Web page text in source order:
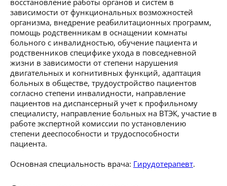
зависимости от функциональных возможностей
организма, внедрение реабилитационных программ,
помощь родственникам в оснащении комнаты
больного с инвалидностью, обучение пациента и
родственников специфике ухода в повседневной
жизни в зависимости от степени нарушения
двигательных и когнитивных функций, адаптация
больных в обществе, трудоустройство пациентов
согласно степени инвалидности, направление
пациентов на диспансерный учет к профильному
специалисту, направление больных на ВТЭК, участие в
работе экспертной комиссии по установлению
степени дееспособности и трудоспособности
пациента.
Основная специальность врача: Гирудотерапевт.